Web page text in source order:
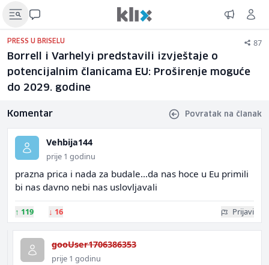
PRESS U BRISELU 87
Borrell i Varhelyi predstavili izvještaje o
potencijalnim članicama EU: Proširenje moguće
do 2029. godine
Komentar Povratak na članak
Vehbija144
prije 1 godinu
prazna prica i nada za budale...da nas hoce u Eu primili
bi nas davno nebi nas uslovljavali
↑ 119 ↓ 16 Prijavi
gooUser1706386353
prije 1 godinu